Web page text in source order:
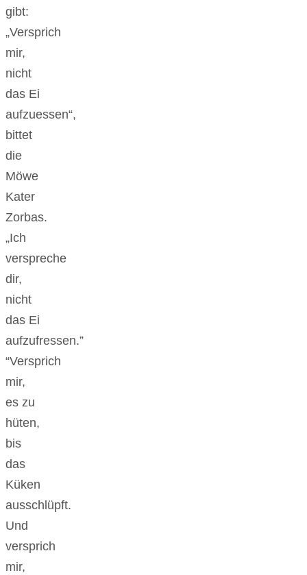
gibt:
„Versprich
mir,
nicht
das Ei
aufzuessen“,
bittet
die
Möwe
Kater
Zorbas.
„Ich
verspreche
dir,
nicht
das Ei
aufzufressen.”
“Versprich
mir,
es zu
hüten,
bis
das
Küken
ausschlüpft.
Und
versprich
mir,